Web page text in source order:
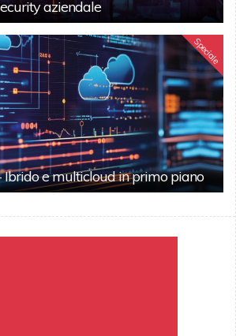
aziendale
Speciale
Ibrido e multicloud in primo piano